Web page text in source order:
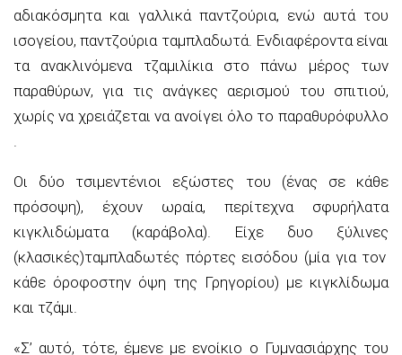
αδιακόσμητα και γαλλικά παντζούρια, ενώ αυτά του
ισογείου, παντζούρια ταμπλαδωτά. Ενδιαφέροντα είναι
τα ανακλινόμενα τζαμιλίκια στο πάνω μέρος των
παραθύρων, για τις ανάγκες αερισμού του σπιτιού,
χωρίς να χρειάζεται να ανοίγει όλο το παραθυρόφυλλο
Οι δύο τσιμεντένιοι εξώστες του (ένας σε κάθε
πρόσοψη), έχουν ωραία, περίτεχνα σφυρήλατα
κιγκλιδώματα (καράβολα) . Είχε δυο ξύλινες
(κλασικές)ταμπλαδωτές πόρτες εισόδου (μία για τον
κάθε όροφοστην όψη της Γρηγορίου) με κιγκλίδωμα
και τζάμι.
«Σ’ αυτό, τότε, έμενε με ενοίκιο ο Γυμνασιάρχης του